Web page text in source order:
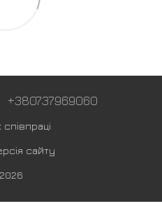
+380737969060
сайту